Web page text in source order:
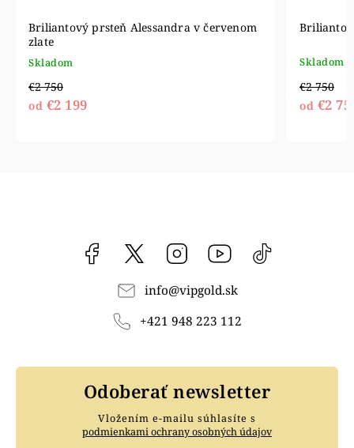
Briliantový prsteň Alessandra v červenom
zlate
Skladom
€2 750
od €2 199
Skladom
€2 750
od €2
Facebook vipgoldsk Instagram YouTube
info@vipgold.sk
+421 948 223 112
Odoberať newsletter
Vložením e-mailu súhlasíte s
podmienkami ochrany osobných údajov